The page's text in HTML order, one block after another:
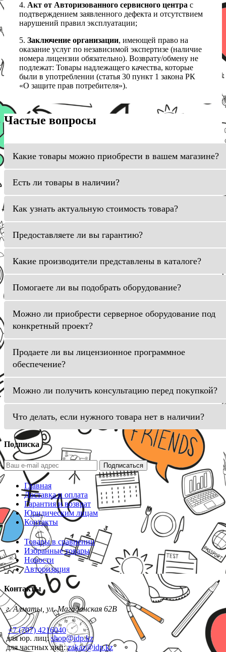
4. Акт от Авторизованного сервисного центра с
подтверждением заявленного дефекта и отсутствием
нарушений правил эксплуатации;
5. Заключение организации, имеющей право на
оказание услуг по независимой экспертизе (наличие
номера лицензии обязательно). Возврату/обмену не
подлежат: Товары надлежащего качества, которые
были в употреблении (статья 30 пункт 1 закона РК
«О защите прав потребителя»).
Частые вопросы
Какие товары можно приобрести в вашем магазине?
Есть ли товары в наличии?
Как узнать актуальную стоимость товара?
Предоставляете ли вы гарантию?
Какие производители представлены в каталоге?
Помогаете ли вы подобрать оборудование?
Можно ли приобрести серверное оборудование под
конкретный проект?
Продаете ли вы лицензионное программное
обеспечение?
Можно ли получить консультацию перед покупкой?
Что делать, если нужного товара нет в наличии?
Подписка
Подписаться
Главная
Доставка и оплата
Гарантия и возврат
Юридическим лицам
Контакты
Товары в сравнении
Избранные товары
Новости
Авторизация
Контакты
г. Алматы, ул. Магаданская 62В
+7 (707) 4216040
для юр. лиц:shop@idp.kz
для частных лиц:zakaz@idp.kz